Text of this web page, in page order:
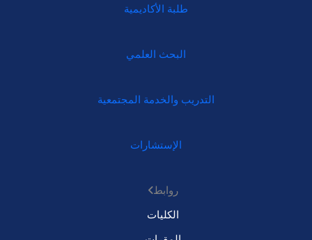
طلبة الأكاديمية
البحث العلمي
التدريب والخدمة المجتمعية
الإستشارات
روابط
الكليات